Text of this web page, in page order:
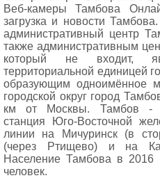
Веб-камеры Тамбова
загрузка и новости
административный центр
также административным
который не входит,
территориальной единицей
образующим одноимённое
городской округ город
км от Москвы. Тамбов -
станция Юго-Восточной
линии на Мичуринск (в
(через Ртищево) и на
Население Тамбова в 2016
человек.